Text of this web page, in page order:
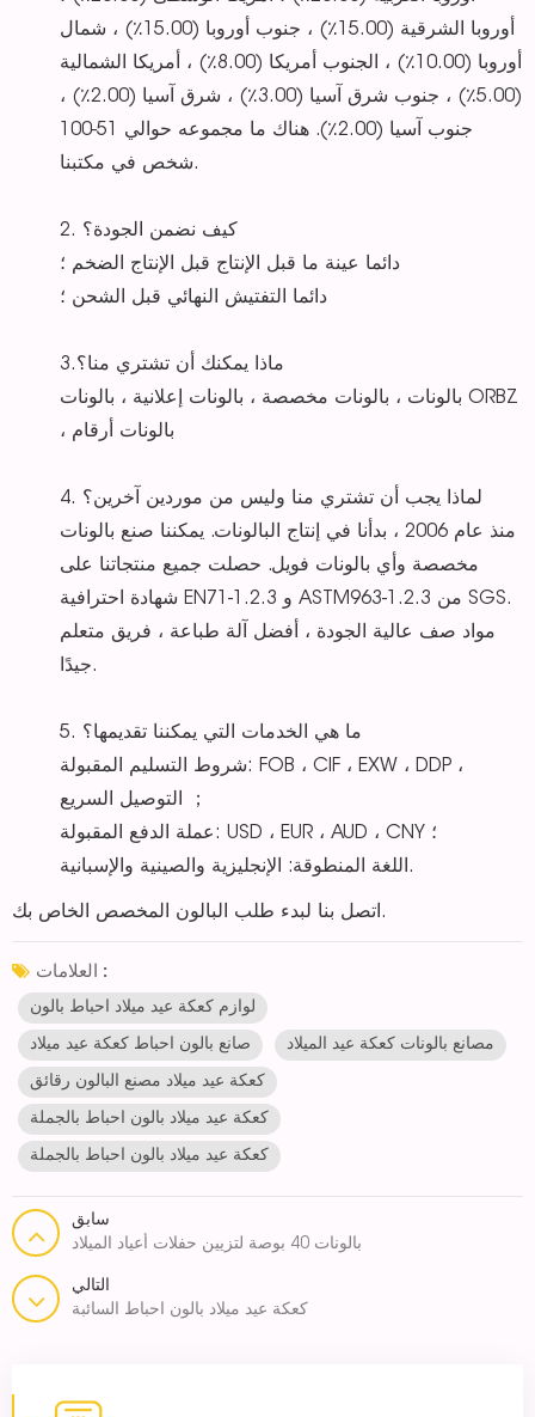
أوروبا الشرقية (15.00٪) ، جنوب أوروبا (15.00٪) ، شمال
أوروبا (10.00٪) ، الجنوب أمريكا (8.00٪) ، أمريكا الشمالية
(5.00٪) ، جنوب شرق آسيا (3.00٪) ، شرق آسيا (2.00٪) ،
جنوب آسيا (2.00٪). هناك ما مجموعه حوالي 51-100
شخص في مكتبنا.
2. كيف نضمن الجودة؟
دائما عينة ما قبل الإنتاج قبل الإنتاج الضخم ؛
دائما التفتيش النهائي قبل الشحن ؛
3.ماذا يمكنك أن تشتري منا؟
بالونات ، بالونات مخصصة ، بالونات إعلانية ، بالونات ORBZ
، بالونات أرقام
4. لماذا يجب أن تشتري منا وليس من موردين آخرين؟
منذ عام 2006 ، بدأنا في إنتاج البالونات. يمكننا صنع بالونات
مخصصة وأي بالونات فويل. حصلت جميع منتجاتنا على
شهادة احترافية EN71-1.2.3 و ASTM963-1.2.3 من SGS.
مواد صف عالية الجودة ، أفضل آلة طباعة ، فريق متعلم
جيدًا.
5. ما هي الخدمات التي يمكننا تقديمها؟
شروط التسليم المقبولة: FOB ، CIF ، EXW ، DDP ،
التوصيل السريع ；
عملة الدفع المقبولة: USD ، EUR ، AUD ، CNY ؛
اللغة المنطوقة: الإنجليزية والصينية والإسبانية.
اتصل بنا لبدء طلب البالون المخصص الخاص بك.
العلامات :
لوازم كعكة عيد ميلاد احباط بالون
صانع بالون احباط كعكة عيد ميلاد مصانع بالونات كعكة عيد الميلاد
كعكة عيد ميلاد مصنع البالون رقائق
كعكة عيد ميلاد بالون احباط بالجملة
كعكة عيد ميلاد بالون احباط بالجملة
سابق
بالونات 40 بوصة لتزيين حفلات أعياد الميلاد
التالي
كعكة عيد ميلاد بالون احباط السائبة